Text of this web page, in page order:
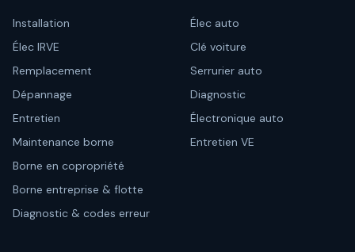
Installation
Élec IRVE
Remplacement
Dépannage
Entretien
Maintenance borne
Borne en copropriété
Borne entreprise & flotte
Diagnostic & codes erreur
Élec auto
Clé voiture
Serrurier auto
Diagnostic
Électronique auto
Entretien VE